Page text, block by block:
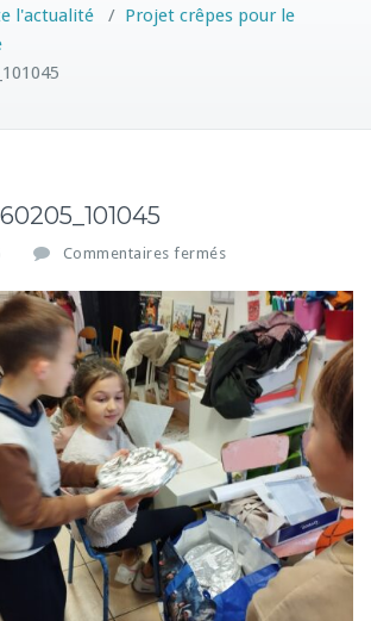
l'actualité / Projet crêpes pour le
Commentaires fermés
r
M
G
_
2
0
2
6
0
2
0
5
_